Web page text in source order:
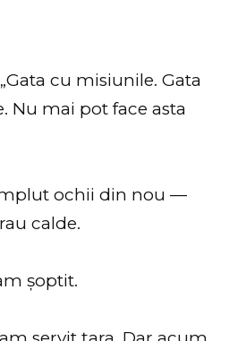
cu misiunile. Gata
Nu mai pot face asta
ochii din nou —
calde.
șoptit.